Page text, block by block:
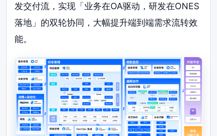
发交付流，实现「业务在OA驱动，研发在ONES
落地」的双轮协同，大幅提升端到端需求流转效
能。